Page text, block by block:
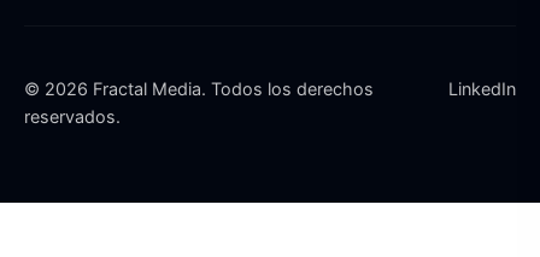
© 2026 Fractal Media. Todos los derechos
reservados.
LinkedIn